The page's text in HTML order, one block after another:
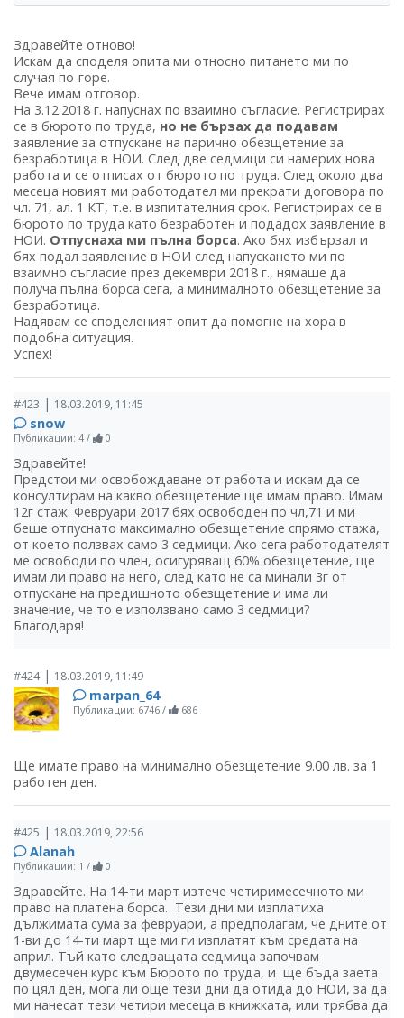
Здравейте отново!
Искам да споделя опита ми относно питането ми по
случая по-горе.
Вече имам отговор.
На 3.12.2018 г. напуснах по взаимно съгласие. Регистрирах
се в бюрото по труда, но не бързах да подавам
заявление за отпускане на парично обезщетение за
безработица в НОИ. След две седмици си намерих нова
работа и се отписах от бюрото по труда. След около два
месеца новият ми работодател ми прекрати договора по
чл. 71, ал. 1 КТ, т.е. в изпитателния срок. Регистрирах се в
бюрото по труда като безработен и подадох заявление в
НОИ. Отпуснаха ми пълна борса. Ако бях избързал и
бях подал заявление в НОИ след напускането ми по
взаимно съгласие през декември 2018 г., нямаше да
получа пълна борса сега, а минималното обезщетение за
безработица.
Надявам се споделеният опит да помогне на хора в
подобна ситуация.
Успех!
#423 | 18.03.2019, 11:45
snow
Публикации: 4 / 0
Здравейте!
Предстои ми освобождаване от работа и искам да се
консултирам на какво обезщетение ще имам право. Имам
12г стаж. Февруари 2017 бях освободен по чл,71 и ми
беше отпуснато максимално обезщетение спрямо стажа,
от което ползвах само 3 седмици. Ако сега работодателят
ме освободи по член, осигуряващ 60% обезщетение, ще
имам ли право на него, след като не са минали 3г от
отпускане на предишното обезщетение и има ли
значение, че то е използвано само 3 седмици?
Благодаря!
#424| 18.03.2019, 11:49
marpan_64
Публикации: 6746 / 686
Ще имате право на минимално обезщетение 9.00 лв. за 1
работен ден.
#425 | 18.03.2019, 22:56
Alanah
Публикации: 1 / 0
Здравейте. На 14-ти март изтече четиримесечното ми
право на платена борса. Тези дни ми изплатиха
дължимата сума за февруари, а предполагам, че дните от
1-ви до 14-ти март ще ми ги изплатят към средата на
април. Тъй като следващата седмица започвам
двумесечен курс към Бюрото по труда, и ще бъда заета
по цял ден, мога ли още тези дни да отида до НОИ, за да
ми нанесат тези четири месеца в книжката, или трябва да